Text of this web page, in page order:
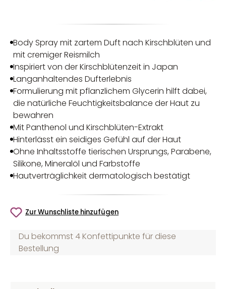
Body Spray mit zartem Duft nach Kirschblüten und
mit cremiger Reismilch
Inspiriert von der Kirschblütenzeit in Japan
Langanhaltendes Dufterlebnis
Formulierung mit pflanzlichem Glycerin hilft dabei,
die natürliche Feuchtigkeitsbalance der Haut zu
bewahren
Mit Panthenol und Kirschblüten-Extrakt
Hinterlässt ein seidiges Gefühl auf der Haut
Ohne Inhaltsstoffe tierischen Ursprungs, Parabene,
Silikone, Mineralöl und Farbstoffe
Hautverträglichkeit dermatologisch bestätigt
Zur Wunschliste hinzufügen
Du bekommst 4 Konfettipunkte für diese
Bestellung